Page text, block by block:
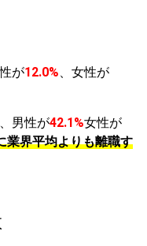
が12.0%、女性が
男性が42.1%女性が
業界平均よりも離職す